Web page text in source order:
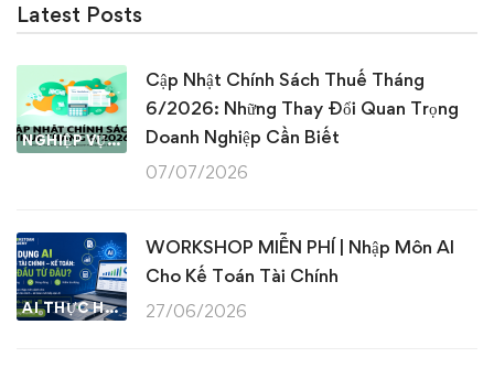
Latest Posts
NGHIỆP VỤ KẾ TOÁN & THUẾ
Cập Nhật Chính Sách Thuế Tháng
6/2026: Những Thay Đổi Quan Trọng
Doanh Nghiệp Cần Biết
07/07/2026
AI THỰC HÀNH
WORKSHOP MIỄN PHÍ | Nhập Môn AI
Cho Kế Toán Tài Chính
27/06/2026